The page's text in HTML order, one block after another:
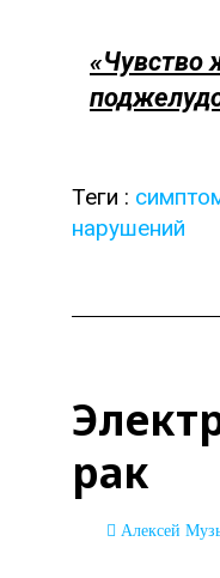
«Чувство
Теги :
нарушений
рак
Алексей